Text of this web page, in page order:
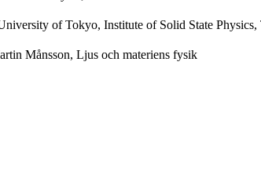
of Tokyo, Institute of Solid State Physics,
Månsson, Ljus och materiens fysik